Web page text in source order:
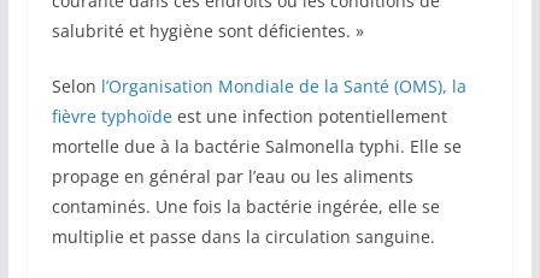
salubrité et hygiène sont déficientes. »
Selon l’Organisation Mondiale de la Santé (OMS), la
fièvre typhoïdeest une infection potentiellement
mortelle due à la bactérie Salmonella typhi. Elle se
propage en général par l’eau ou les aliments
contaminés. Une fois la bactérie ingérée, elle se
multiplie et passe dans la circulation sanguine.